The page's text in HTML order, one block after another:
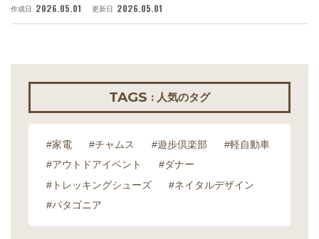
作成日 2026.05.01 更新日 2026.05.01
TAGS : 人気のタグ
#家電 #チャムス #遊歩倶楽部
#軽自動車
#アウトドアイベント
#ダナー
#トレッキングシューズ
#ネイタルデザイン
#パタゴニア